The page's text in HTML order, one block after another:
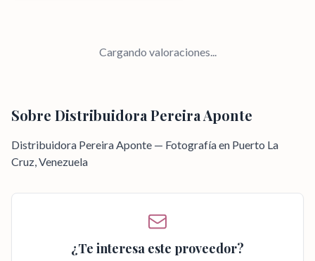
Cargando valoraciones...
Sobre Distribuidora Pereira Aponte
Distribuidora Pereira Aponte — Fotografía en Puerto La
Cruz, Venezuela
¿Te interesa este proveedor?